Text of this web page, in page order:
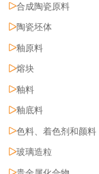
合成陶瓷原料
陶瓷坯体
釉原料
熔块
釉料
釉底料
色料、着色剂和颜料
玻璃造粒